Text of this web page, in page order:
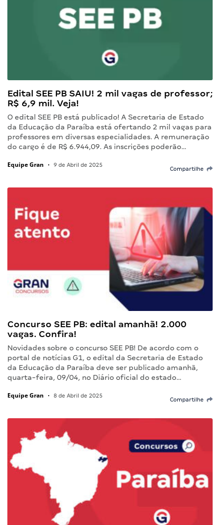
Edital SEE PB SAIU! 2 mil vagas de professor;
R$ 6,9 mil. Veja!
O edital SEE PB está publicado! A Secretaria de Estado
da Educação da Paraíba está ofertando 2 mil vagas para
professores em diversas especialidades. A remuneração
do cargo é de R$ 6.944,09. As inscrições poderão…
Equipe Gran • 9 de Abril de 2025
Compartilhe
Concurso SEE PB: edital amanhã! 2.000
vagas. Confira!
Novidades sobre o concurso SEE PB! De acordo com o
portal de notícias G1, o edital da Secretaria de Estado
da Educação da Paraíba deve ser publicado amanhã,
quarta-feira, 09/04, no Diário oficial do estado…
Equipe Gran • 8 de Abril de 2025
Compartilhe